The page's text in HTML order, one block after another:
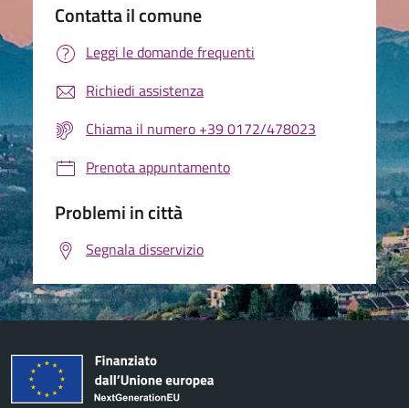
Contatta il comune
Leggi le domande frequenti
Richiedi assistenza
Chiama il numero +39 0172/478023
Prenota appuntamento
Problemi in città
Segnala disservizio